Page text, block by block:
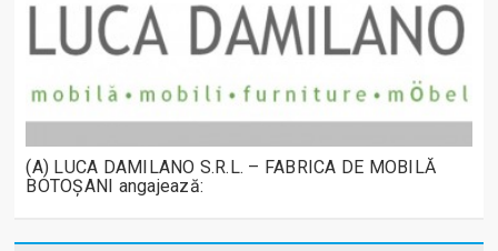
(A) LUCA DAMILANO S.R.L. – FABRICA DE MOBILĂ
BOTOȘANI angajează: